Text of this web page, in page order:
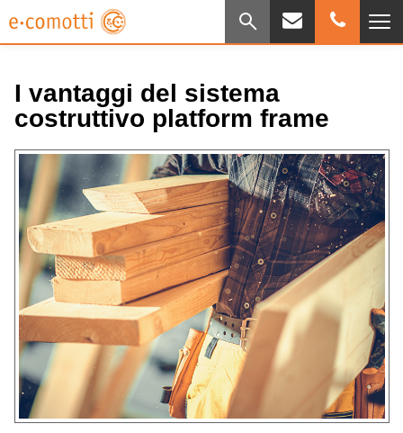
I vantaggi del sistema
costruttivo platform frame